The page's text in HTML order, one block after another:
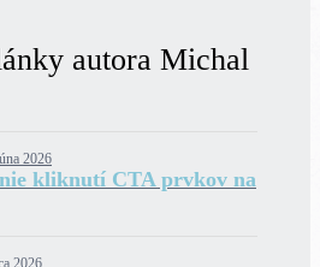
autora Michal
2026
kliknutí CTA prvkov na
2026